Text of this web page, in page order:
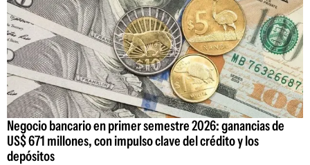
Negocio bancario en primer semestre 2026: ganancias de
US$ 671 millones, con impulso clave del crédito y los
depósitos